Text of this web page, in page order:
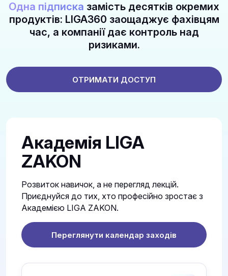
Одна підписка замість десятків окремих
продуктів: LIGA360 заощаджує фахівцям
час, а компанії дає контроль над
ризиками.
ОТРИМАТИ ДОСТУП
Академія LIGA
ZAKON
Розвиток навичок, а не перегляд лекцій.
Приєднуйся до тих, хто професійно зростає з
Академією LIGA ZAKON.
Переглянути календар заходів